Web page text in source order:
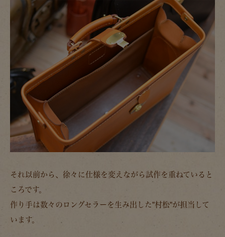
それ以前から、徐々に仕様を変えながら試作を重ねていると
ころです。
作り手は数々のロングセラーを生み出した”村松”が担当して
います。